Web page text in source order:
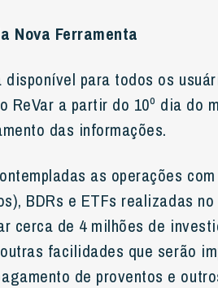
Nova Ferramenta
para todos os
ReVar a partir do 10º dia do
das informações.
as operações
BDRs e ETFs realizadas
cerca de 4 milhões de
facilidades que serão
de proventos e